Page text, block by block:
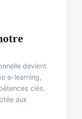
devient
e-learning,
clés.
aux